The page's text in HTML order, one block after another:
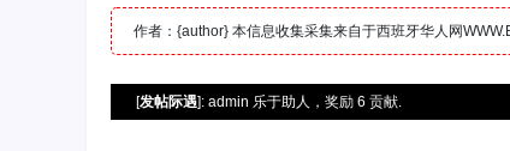
作者：{author} 本信息收集采集来自于西班牙华人网
[发帖际遇]: admin 乐于助人，奖励 6 贡献.